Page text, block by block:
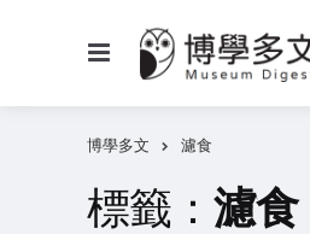
博學多文 濾食
標籤： 濾食